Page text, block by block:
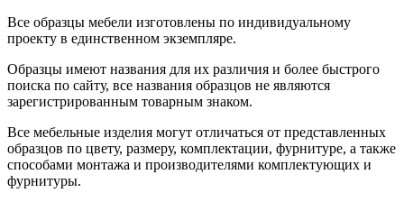
Все образцы мебели изготовлены по индивидуальному
проекту в единственном экземпляре.
Образцы имеют названия для их различия и более быстрого
поиска по сайту, все названия образцов не являются
зарегистрированным товарным знаком.
Все мебельные изделия могут отличаться от представленных
образцов по цвету, размеру, комплектации, фурнитуре, а также
способами монтажа и производителями комплектующих и
фурнитуры.